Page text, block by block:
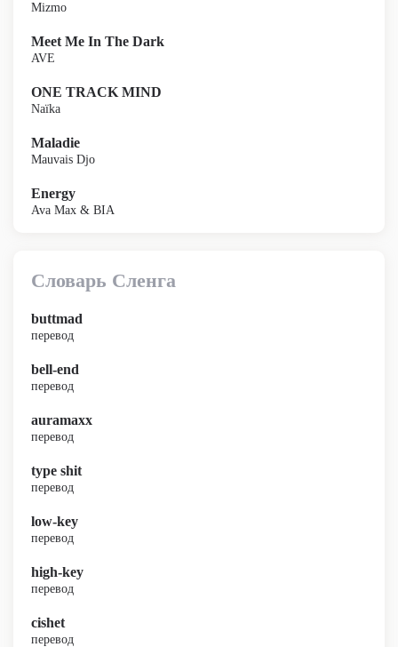
Mizmo
Meet Me In The Dark
AVE
ONE TRACK MIND
Naïka
Maladie
Mauvais Djo
Energy
Ava Max & BIA
Словарь Сленга
buttmad
перевод
bell-end
перевод
auramaxx
перевод
type shit
перевод
low-key
перевод
high-key
перевод
cishet
перевод